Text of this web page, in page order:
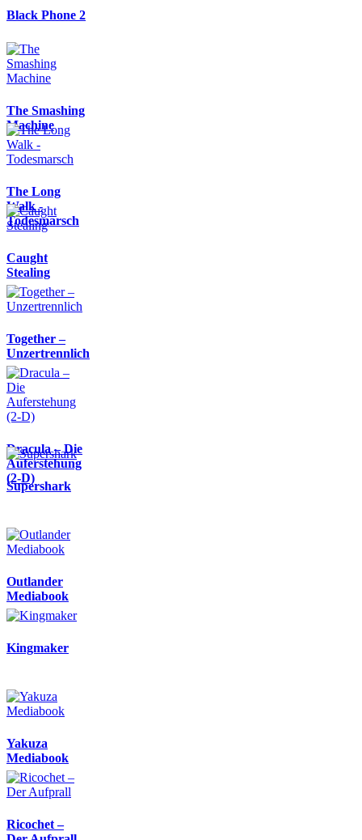
Black Phone 2
The Smashing
Machine
The Long
Walk -
Todesmarsch
Caught
Stealing
Together –
Unzertrennlich
Dracula – Die
Auferstehung
(2-D)
Supershark
Outlander
Mediabook
Kingmaker
Yakuza
Mediabook
Ricochet –